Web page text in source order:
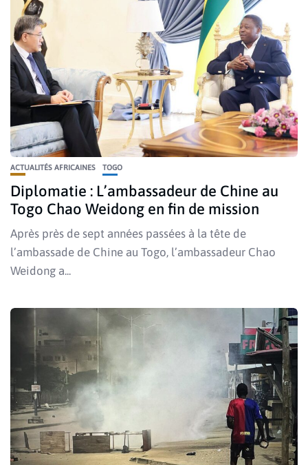
ACTUALITÉS AFRICAINES TOGO
Diplomatie : L’ambassadeur de Chine au
Togo Chao Weidong en fin de mission
Après près de sept années passées à la tête de
l’ambassade de Chine au Togo, l’ambassadeur Chao
Weidong a...